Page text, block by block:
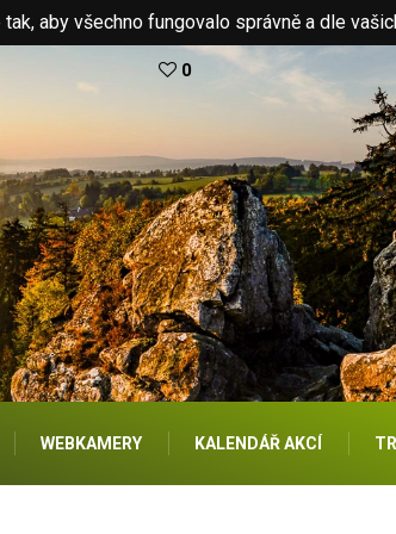
aby všechno fungovalo správně a dle
0
WEBKAMERY KALENDÁŘ AKCÍ